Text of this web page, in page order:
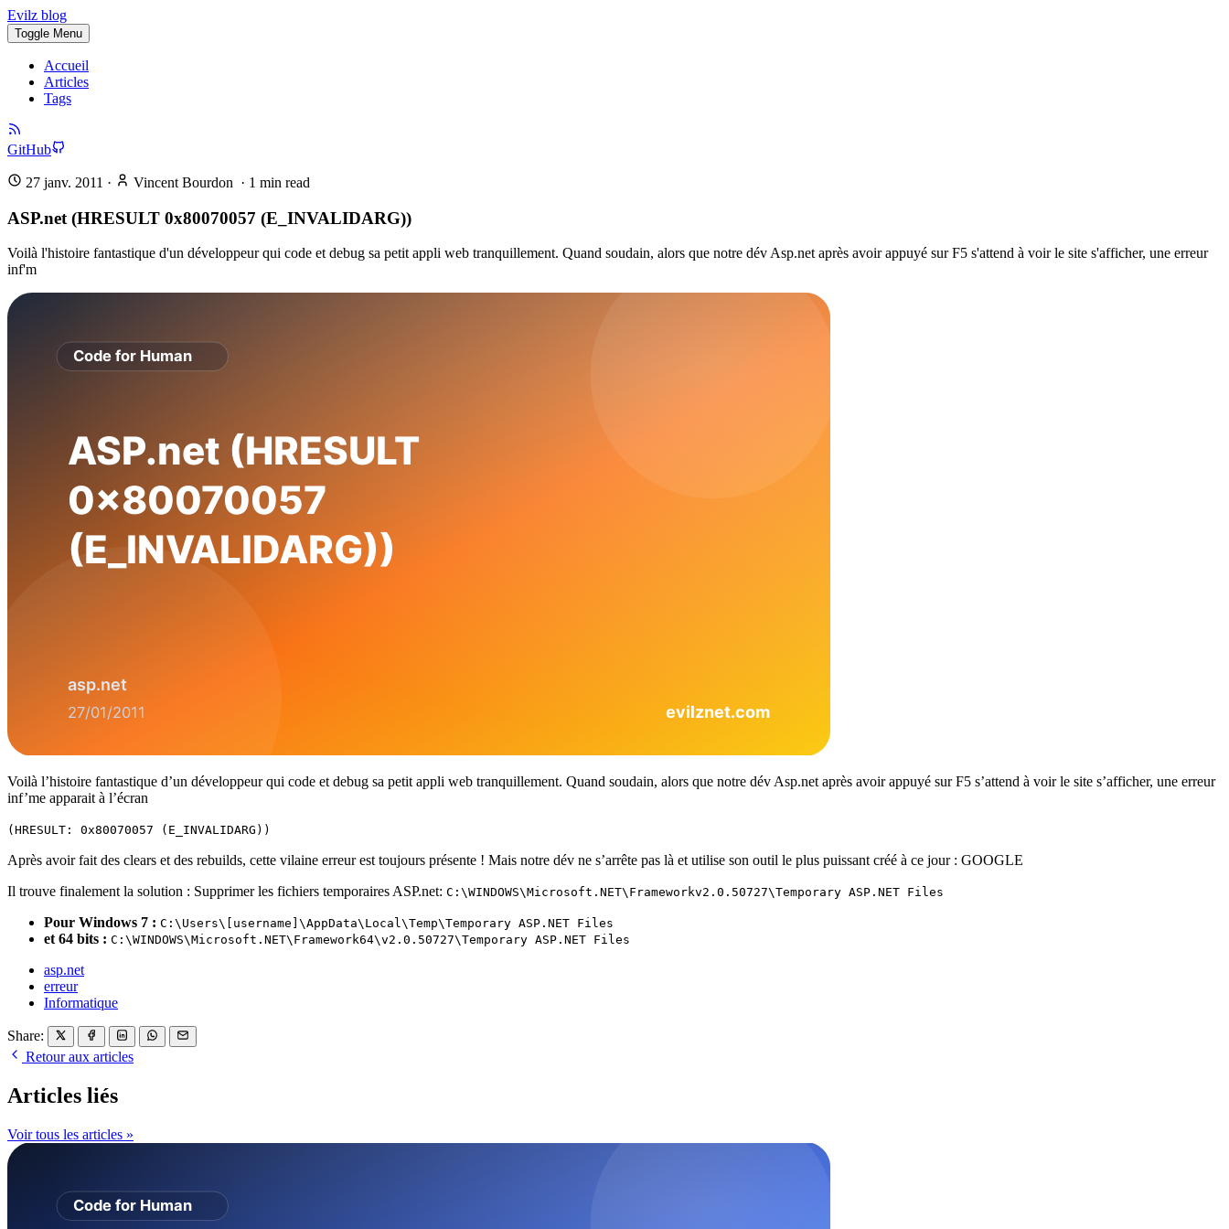
Evilz blog
Toggle Menu
Accueil
Articles
Tags
GitHub
27 janv. 2011 · Vincent Bourdon · 1 min read
ASP.net (HRESULT 0x80070057 (E_INVALIDARG))
Voilà l'histoire fantastique d'un développeur qui code et debug sa petit appli web tranquillement. Quand soudain, alors que notre dév Asp.net après avoir appuyé sur F5 s'attend à voir le site s'afficher, une erreur
inf'm
Voilà l’histoire fantastique d’un développeur qui code et debug sa petit appli web tranquillement. Quand soudain, alors que notre dév Asp.net après avoir appuyé sur F5 s’attend à voir le site s’afficher, une erreur
inf’me apparait à l’écran
(HRESULT: 0x80070057 (E_INVALIDARG))
Après avoir fait des clears et des rebuilds, cette vilaine erreur est toujours présente ! Mais notre dév ne s’arrête pas là et utilise son outil le plus puissant créé à ce jour : GOOGLE
Il trouve finalement la solution : Supprimer les fichiers temporaires ASP.net: C:\WINDOWS\Microsoft.NET\Frameworkv2.0.50727\Temporary ASP.NET Files
Pour Windows 7 : C:\Users\[username]\AppData\Local\Temp\Temporary ASP.NET Files
et 64 bits : C:\WINDOWS\Microsoft.NET\Framework64\v2.0.50727\Temporary ASP.NET Files
asp.net
erreur
Informatique
Share:
Retour aux articles
Articles liés
Voir tous les articles »